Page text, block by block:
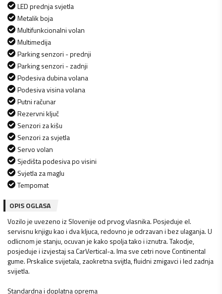
LED prednja svjetla
Metalik boja
Multifunkcionalni volan
Multimedija
Parking senzori - prednji
Parking senzori - zadnji
Podesiva dubina volana
Podesiva visina volana
Putni računar
Rezervni ključ
Senzori za kišu
Senzori za svjetla
Servo volan
Sjedišta podesiva po visini
Svjetla za maglu
Tempomat
OPIS OGLASA
Vozilo je uvezeno iz Slovenije od prvog vlasnika. Posjeduje el.
servisnu knjigu kao i dva kljuca, redovno je odrzavan i bez ulaganja. U
odlicnom je stanju, ocuvan je kako spolja tako i iznutra. Takodje,
posjeduje i izvjestaj sa CarVertical-a. Ima sve cetri nove Continental
gume. Prskalice svijetala, zaokretna svijtla, fluidni zmigavci i led zadnja
svijetla.
Standardna i doplatna oprema